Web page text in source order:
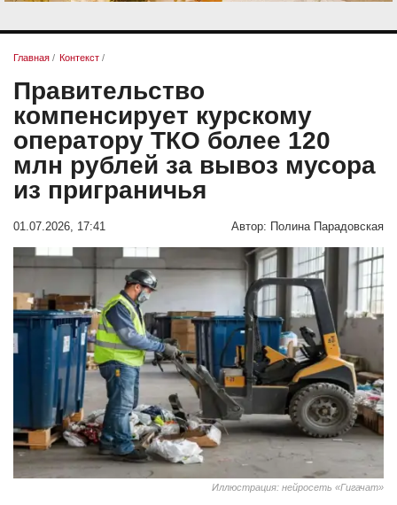
Главная / Контекст /
Правительство
компенсирует курскому
оператору ТКО более 120
млн рублей за вывоз мусора
из приграничья
01.07.2026, 17:41 Автор: Полина Парадовская
Иллюстрация: нейросеть «Гигачат»